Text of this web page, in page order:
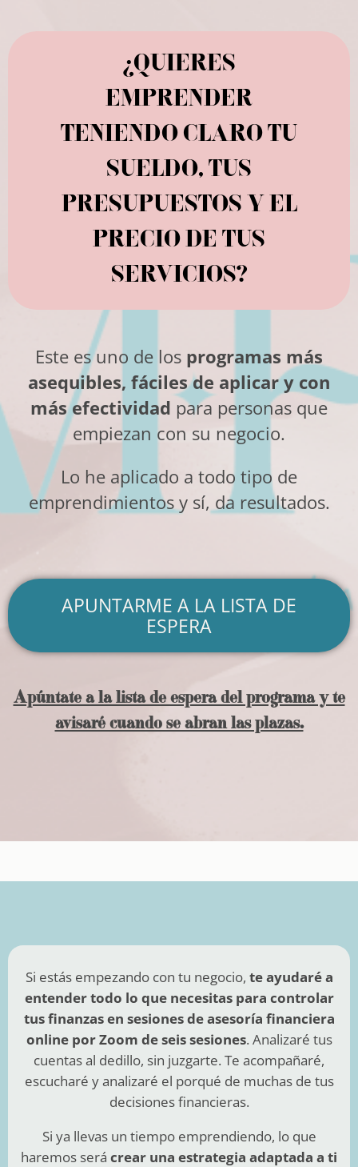
¿QUIERES
EMPRENDER
TENIENDO CLARO TU
SUELDO, TUS
PRESUPUESTOS Y EL
PRECIO DE TUS
SERVICIOS?
Este esuno de los programas más
asequibles, fáciles de aplicar y con
más efectividad para personas que
empiezan con su negocio.
Lo he aplicado a todo tipo de
emprendimientos y sí, da resultados.
APUNTARME A LA LISTA DE
ESPERA
Apúntate a la lista de espera del programa y te
avisaré cuando se abran las plazas.
Si estás empezando con tu negocio, te ayudaré a
entender todo lo que necesitas para controlar
tus finanzas en sesiones de asesoría financiera
online por Zoom de seis sesiones. Analizaré tus
cuentas al dedillo, sin juzgarte. Te acompañaré,
escucharé y analizaré el porqué de muchas de tus
decisiones financieras.
Si ya llevas un tiempo emprendiendo, lo que
haremos será crear una estrategia adaptada a ti